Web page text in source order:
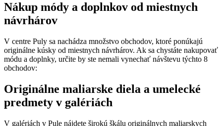
Nákup módy a doplnkov od miestnych
návrhárov
V centre Puly sa nachádza množstvo obchodov, ktoré ponúkajú
originálne kúsky od miestnych návrhárov. Ak sa chystáte nakupovať
módu a doplnky, určite by ste nemali vynechať návštevu týchto 8
obchodov:
Originálne maliarske diela a umelecké
predmety v galériách
V galériách v Pule nájdete širokú škálu originálnych maliarskych